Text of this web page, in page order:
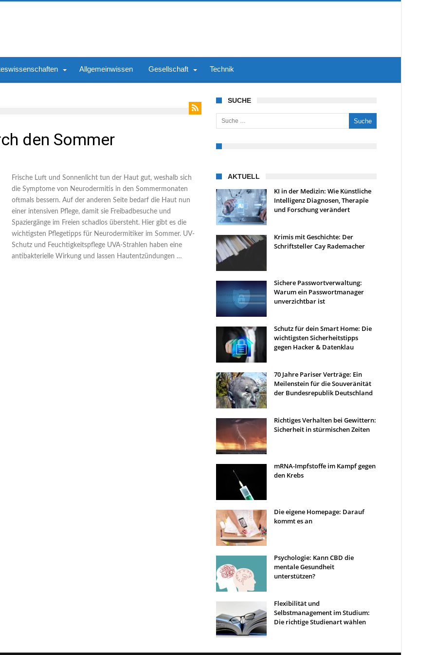
Allgemeinwissen Gesellschaft Technik
den Sommer
Frische Luft und Sonnenlicht tun der Haut gut, weshalb sich
die Symptome von Neurodermitis in den Sommermonaten
oftmals bessern. Auf der anderen Seite bedarf die Haut nun
einer intensiven Pflege, damit sie Freibadbesuche und
Spaziergänge im Freien schadlos übersteht. Hier gibt es die
wichtigsten Pflegetipps für Neurodermitiker im Sommer. UV-
Schutz und Feuchtigkeitspflege UVA-Strahlen haben eine
antibakterielle Wirkung und lassen Hautentzündungen …
SUCHE
Suche nach:
AKTUELL
KI in der Medizin: Wie Künstliche
Intelligenz Diagnosen, Therapie
und Forschung verändert
Krimis mit Geschichte: Der
Schriftsteller Cay Rademacher
Sichere Passwortverwaltung:
Warum ein Passwortmanager
unverzichtbar ist
Schutz für dein Smart Home: Die
wichtigsten Sicherheitstipps
gegen Hacker & Datenklau
70 Jahre Pariser Verträge: Ein
Meilenstein für die Souveränität
der Bundesrepublik Deutschland
Richtiges Verhalten bei Gewittern:
Sicherheit in stürmischen Zeiten
mRNA-Impfstoffe im Kampf gegen
den Krebs
Die eigene Homepage: Darauf
kommt es an
Psychologie: Kann CBD die
mentale Gesundheit
unterstützen?
Flexibilität und
Selbstmanagement im Studium:
Die richtige Studienart wählen